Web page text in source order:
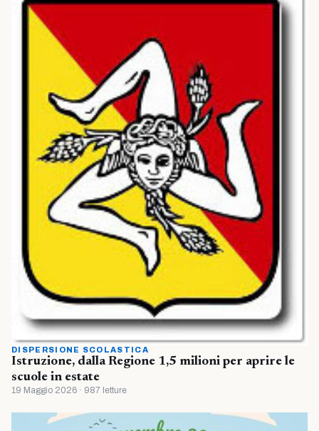
DISPERSIONE SCOLASTICA
Istruzione, dalla Regione 1,5 milioni per aprire le
scuole in estate
19 Maggio 2026 · 987 letture